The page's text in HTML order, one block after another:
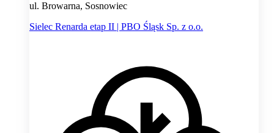
ul. Browarna, Sosnowiec
Sielec Renarda etap II | PBO Śląsk Sp. z o.o.